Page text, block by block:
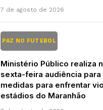
7 de agosto de 2026
PAZ NO FUTEBOL
Ministério Público realiza
sexta-feira audiência
medidas para enfrentar
estádios do Maranhão